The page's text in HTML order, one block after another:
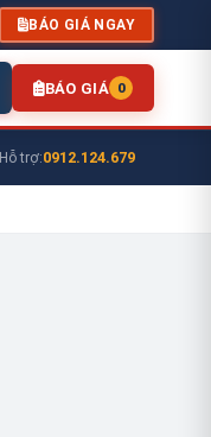
BÁO GIÁ NGAY
BÁO GIÁ 0
Hỗ trợ:0912.124.679